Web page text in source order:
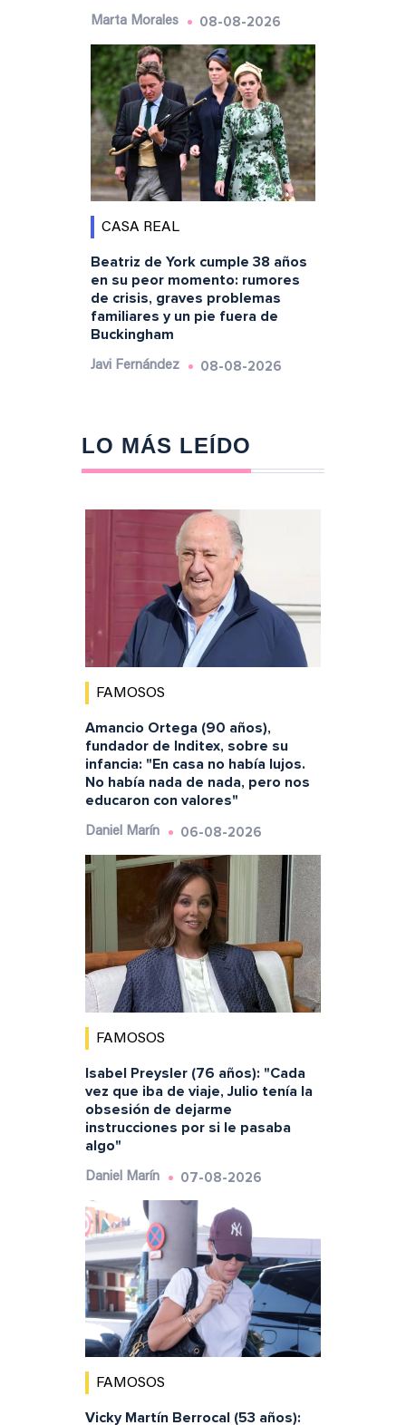
Marta Morales 08-08-2026
CASA REAL
Beatriz de York cumple 38 años
en su peor momento: rumores
de crisis, graves problemas
familiares y un pie fuera de
Buckingham
Javi Fernández 08-08-2026
LO MÁS LEÍDO
FAMOSOS
Amancio Ortega (90 años),
fundador de Inditex, sobre su
infancia: "En casa no había lujos.
No había nada de nada, pero nos
educaron con valores"
Daniel Marín 06-08-2026
FAMOSOS
Isabel Preysler (76 años): "Cada
vez que iba de viaje, Julio tenía la
obsesión de dejarme
instrucciones por si le pasaba
algo"
Daniel Marín 07-08-2026
FAMOSOS
Vicky Martín Berrocal (53 años):